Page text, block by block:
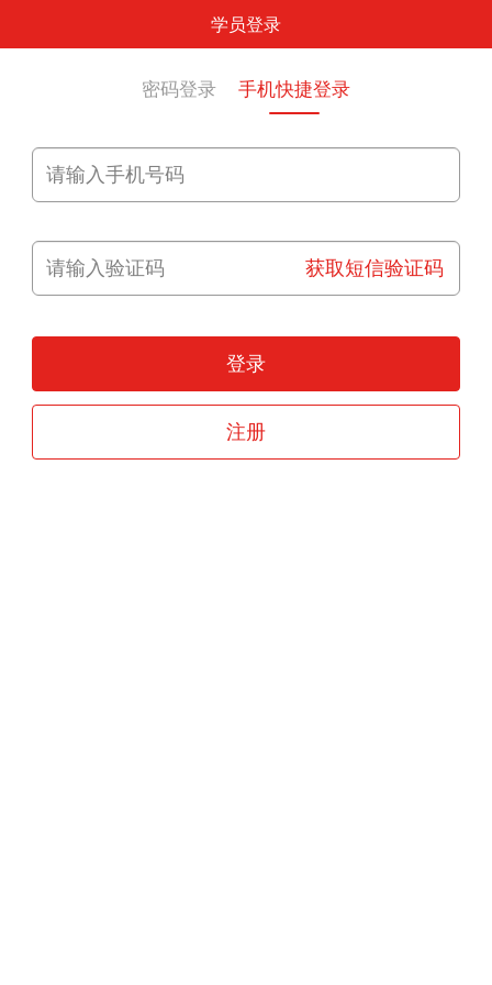
学员登录
密码登录 手机快捷登录
获取短信验证码
登录
注册